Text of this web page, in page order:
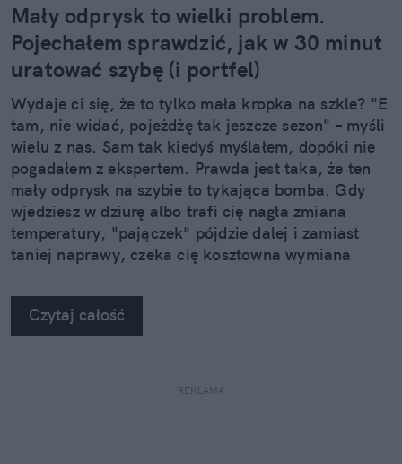
Mały odprysk to wielki problem.
Pojechałem sprawdzić, jak w 30 minut
uratować szybę (i portfel)
Wydaje ci się, że to tylko mała kropka na szkle? "E
tam, nie widać, pojeżdżę tak jeszcze sezon" – myśli
wielu z nas. Sam tak kiedyś myślałem, dopóki nie
pogadałem z ekspertem. Prawda jest taka, że ten
mały odprysk na szybie to tykająca bomba. Gdy
wjedziesz w dziurę albo trafi cię nagła zmiana
temperatury, "pajączek" pójdzie dalej i zamiast
taniej naprawy, czeka cię kosztowna wymiana
na własne oczy zobaczyć, jak profesjonaliści radzą
sobie z takimi uszkodzeniami.
Czytaj całość
REKLAMA